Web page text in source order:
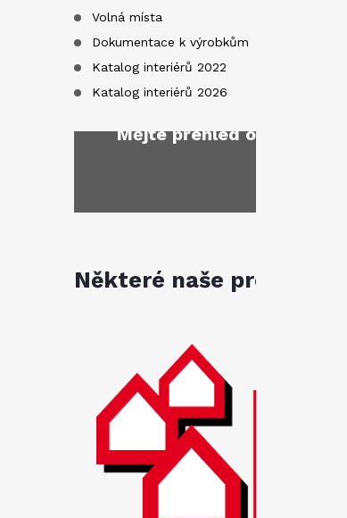
Volná místa
Dokumentace k výrobkům
Katalog interiérů 2022
Katalog interiérů 2026
Mějte přehled o novinkách
Některé naše produkty